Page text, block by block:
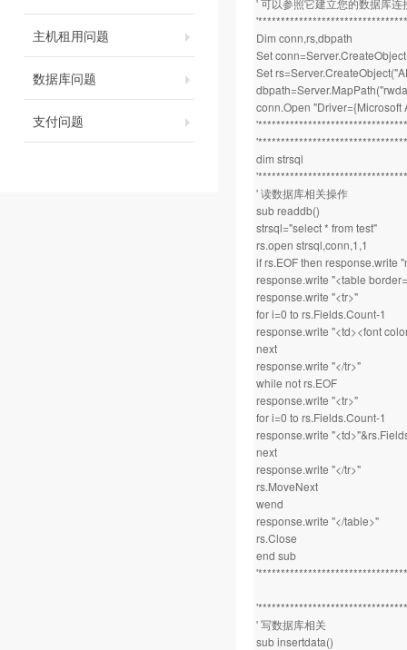
主机租用问题
数据库问题
支付问题
' 可以参照它建立您的数据库连
Dim conn,rs,dbpath
Set
Set
conn.Open "Driver={Microsoft
dim strsql
' 读数据库相关操作
sub readdb()
strsql="select * from test"
rs.open strsql,conn,1,1
if rs.EOF then response.write
response.write "<table
response.write "<tr>"
for i=0 to rs.Fields.Count-1
response.write "<td><font
next
response.write "</tr>"
while not rs.EOF
response.write "<tr>"
for i=0 to rs.Fields.Count-1
response.write
next
response.write "</tr>"
rs.MoveNext
wend
response.write "</table>"
rs.Close
end sub
' 写数据库相关
sub insertdata()